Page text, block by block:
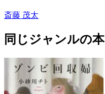
斎藤 茂太
同じジャンルの本